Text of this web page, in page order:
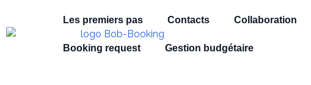
Les premiers pas Contacts Collaboration
Booking request Gestion budgétaire